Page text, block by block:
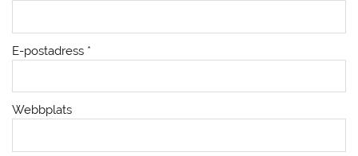
E-postadress *
Webbplats